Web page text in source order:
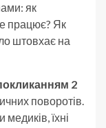
як
працює? Як
штовхає на
2
поворотів.
їхні